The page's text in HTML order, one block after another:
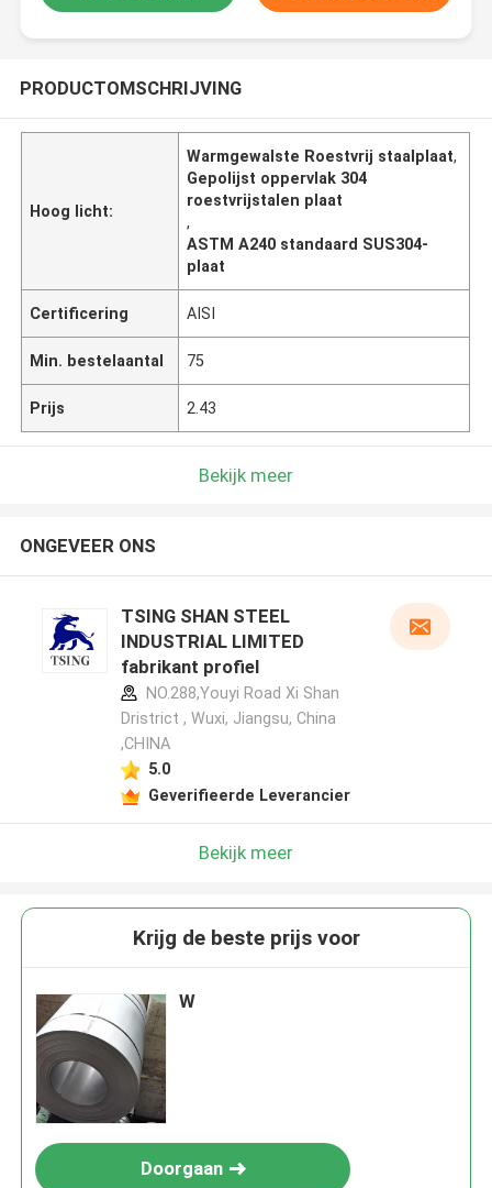
PRODUCTOMSCHRIJVING
Hoog licht:
Warmgewalste Roestvrij staalplaat,
Gepolijst oppervlak 304
roestvrijstalen plaat
,
ASTM A240 standaard SUS304-
plaat
Certificering AISI
Min. bestelaantal 75
Prijs 2.43
Bekijk meer
ONGEVEER ONS
TSING SHAN STEEL
INDUSTRIAL LIMITED
fabrikant profiel
NO.288,Youyi Road Xi Shan
Dristrict , Wuxi, Jiangsu, China
,CHINA
5.0
Geverifieerde Leverancier
Bekijk meer
Krijg de beste prijs voor
W
Doorgaan